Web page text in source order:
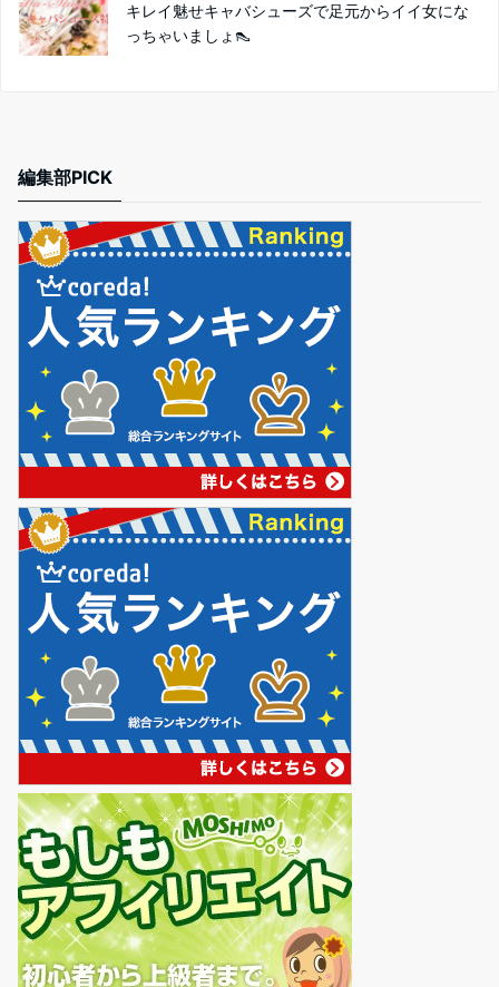
キレイ魅せキャバシューズで足元からイイ女にな
っちゃいましょ👠
編集部PICK